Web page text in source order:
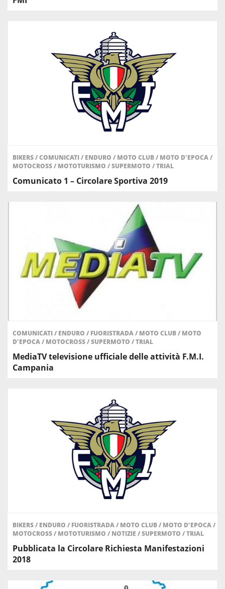
BIKERS/COMUNICATI/ ENDURO / MOTO CLUB/ MOTO D'EPOCA/
MOTOCROSS/ MOTOTURISMO /SUPERMOTO /TRIAL
Comunicato 1 – Circolare Sportiva 2019
COMUNICATI/ ENDURO / FUORISTRADA/ MOTO CLUB/ MOTO
D'EPOCA/ MOTOCROSS/SUPERMOTO /TRIAL
MediaTV televisione ufficiale delle attività F.M.I.
Campania
BIKERS/ ENDURO / FUORISTRADA/ MOTO CLUB/ MOTO D'EPOCA/
MOTOCROSS/ MOTOTURISMO / NOTIZIE /SUPERMOTO /TRIAL
Pubblicata la Circolare Richiesta Manifestazioni
2018